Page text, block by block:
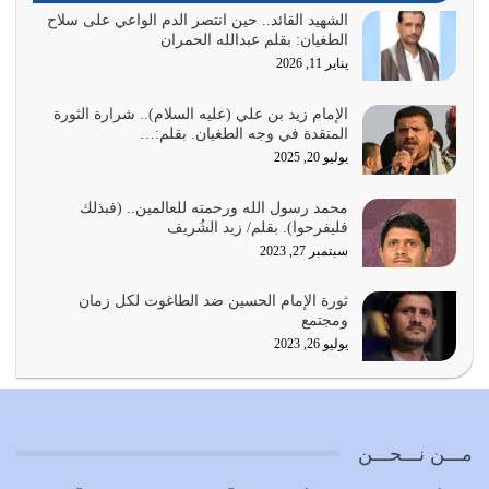
أمة عاجزة عن النهوض…
يوليو 23, 2026
بحبل الله جميعاً وليس كل…
يوليو 22, 2026
يشاء ويذل من يشاء
يوليو 21, 2026
كل زمان…
يوليو 19, 2026
الوظيفة عبارة عن مسؤولية يجب النهوض بها كما ينبغي لكي
الشهيد القائد.. حين انتصر الدم الواعي على سلاح
الطغيان: بقلم عبدالله الحمران
يناير 11, 2026
الإمام زيد بن علي (عليه السلام).. شرارة الثورة
المتقدة في وجه الطغيان. بقلم:…
يوليو 20, 2025
محمد رسول الله ورحمته للعالمين.. (فبذلك
فليفرحوا). بقلم/ زيد الشُريف
سبتمبر 27, 2023
ثورة الإمام الحسين ضد الطاغوت لكل زمان
ومجتمع
يوليو 26, 2023
مـــن نـــحـــن